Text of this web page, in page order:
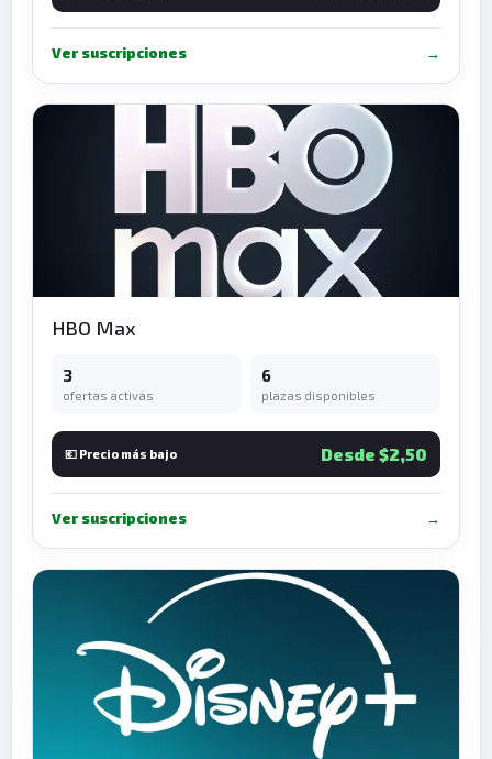
Ver suscripciones →
HBO Max
3
ofertas activas
6
plazas disponibles
💶 Precio más bajo Desde $2,50
Ver suscripciones →